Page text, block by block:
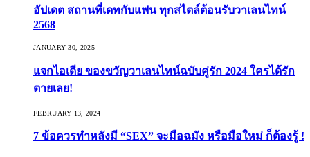
อัปเดต สถานที่เดทกับแฟน ทุกสไตล์ต้อนรับวาเลนไทน์
2568
JANUARY 30, 2025
แจกไอเดีย ของขวัญวาเลนไทน์ฉบับคู่รัก 2024 ใครได้รัก
ตายเลย!
FEBRUARY 13, 2024
7 ข้อควรทำหลังมี “SEX” จะมือฉมัง หรือมือใหม่ ก็ต้องรู้ !